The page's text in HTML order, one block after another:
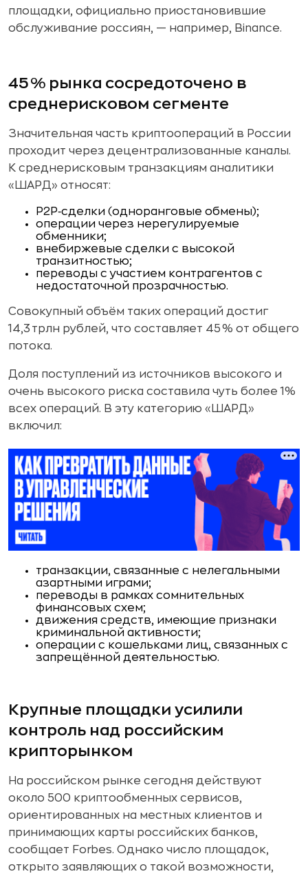
площадки, официально приостановившие
обслуживание россиян, — например, Binance.
45 % рынка сосредоточено в
среднерисковом сегменте
Значительная часть криптоопераций в России
проходит через децентрализованные каналы.
К среднерисковым транзакциям аналитики
«ШАРД» относят:
P2P‑сделки (одноранговые обмены);
операции через нерегулируемые
обменники;
внебиржевые сделки с высокой
транзитностью;
переводы с участием контрагентов с
недостаточной прозрачностью.
Совокупный объём таких операций достиг
14,3 трлн рублей, что составляет 45 % от общего
потока.
Доля поступлений из источников высокого и
очень высокого риска составила чуть более 1%
всех операций. В эту категорию «ШАРД»
включил:
транзакции, связанные с нелегальными
азартными играми;
переводы в рамках сомнительных
финансовых схем;
движения средств, имеющие признаки
криминальной активности;
операции с кошельками лиц, связанных с
запрещённой деятельностью.
Крупные площадки усилили
контроль над российским
крипторынком
На российском рынке сегодня действуют
около 500 криптообменных сервисов,
ориентированных на местных клиентов и
принимающих карты российских банков,
сообщает Forbes. Однако число площадок,
открыто заявляющих о такой возможности,